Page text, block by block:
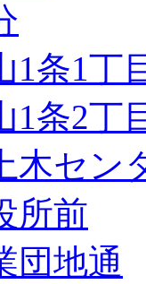
1条1丁
1条2丁
木セン
所前
団地通